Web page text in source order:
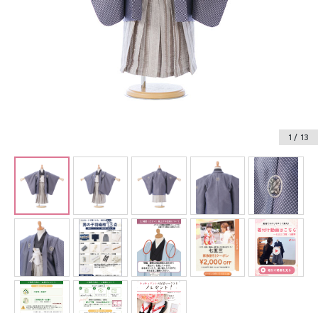
ジュニア着物レンタル
ジュニア洋装レンタル
ベビー洋装レンタル
紋付袴レンタル
留袖レンタル
1 / 13